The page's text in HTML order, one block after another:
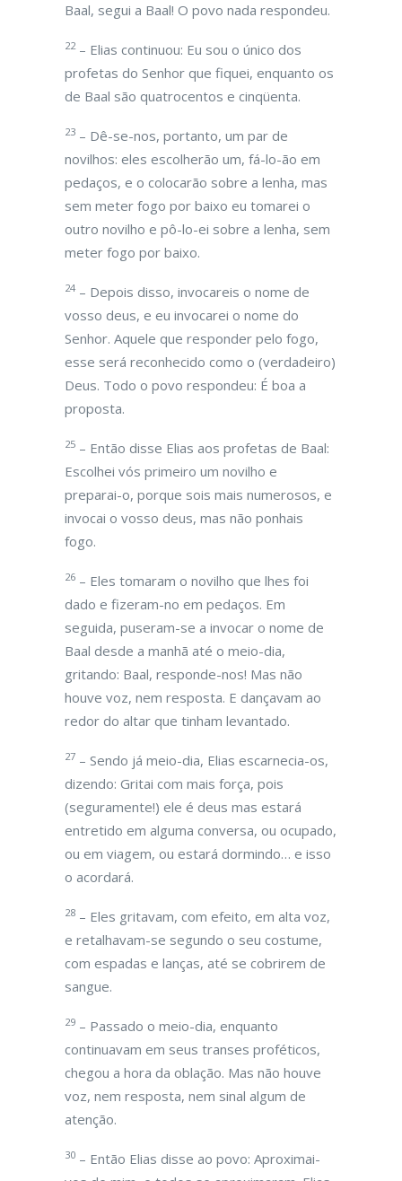
Baal, segui a Baal! O povo nada respondeu.
22– Elias continuou: Eu sou o único dos
profetas do Senhor que fiquei, enquanto os
de Baal são quatrocentos e cinqüenta.
23 – Dê-se-nos, portanto, um par de
novilhos: eles escolherão um, fá-lo-ão em
pedaços, e o colocarão sobre a lenha, mas
sem meter fogo por baixo eu tomarei o
outro novilho e pô-lo-ei sobre a lenha, sem
meter fogo por baixo.
24 – Depois disso, invocareis o nome de
vosso deus, e eu invocarei o nome do
Senhor. Aquele que responder pelo fogo,
esse será reconhecido como o (verdadeiro)
Deus. Todo o povo respondeu: É boa a
proposta.
25 – Então disse Elias aos profetas de Baal:
Escolhei vós primeiro um novilho e
preparai-o, porque sois mais numerosos, e
invocai o vosso deus, mas não ponhais
fogo.
26 – Eles tomaram o novilho que lhes foi
dado e fizeram-no em pedaços. Em
seguida, puseram-se a invocar o nome de
Baal desde a manhã até o meio-dia,
gritando: Baal, responde-nos! Mas não
houve voz, nem resposta. E dançavam ao
redor do altar que tinham levantado.
27 – Sendo já meio-dia, Elias escarnecia-os,
dizendo: Gritai com mais força, pois
(seguramente!) ele é deus mas estará
entretido em alguma conversa, ou ocupado,
ou em viagem, ou estará dormindo… e isso
o acordará.
28 – Eles gritavam, com efeito, em alta voz,
e retalhavam-se segundo o seu costume,
com espadas e lanças, até se cobrirem de
sangue.
29 – Passado o meio-dia, enquanto
continuavam em seus transes proféticos,
chegou a hora da oblação. Mas não houve
voz, nem resposta, nem sinal algum de
atenção.
30 – Então Elias disse ao povo: Aproximai-